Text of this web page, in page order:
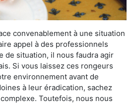
convenablement à une situation
appel à des professionnels
de situation, il nous faudra agir
Si vous laissez ces rongeurs
environnement avant de
à leur éradication, sachez
Toutefois, nous nous